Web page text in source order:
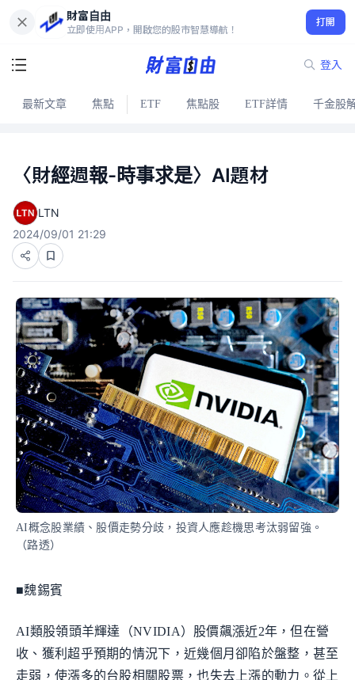
財富自由
立即使用APP，開啟您的股市智慧導航！
打開
登入
最新文章 焦點 ETF 焦點股 ETF詳情 千金股
〈財經週報-時事求是〉AI題材
LTN
2024/09/01 21:29
AI概念股業績、股價走勢分歧，投資人應趁機思考汰弱留強。
（路透）
■魏錫賓
AI類股領頭羊輝達（NVIDIA）股價飆漲近2年，但在營
收、獲利超乎預期的情況下，近幾個月卻陷於盤整，甚至
走弱，使漲多的台股相關股票，也失去上漲的動力。從上